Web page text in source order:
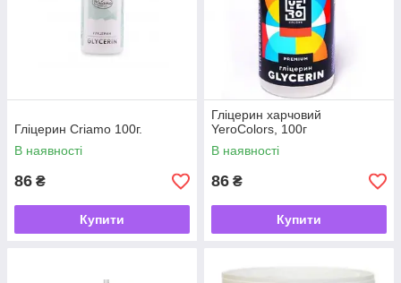
Гліцерин Criamo 100г.
В наявності
86 ₴
Купити
Гліцерин харчовий
YeroColors, 100г
В наявності
86 ₴
Купити